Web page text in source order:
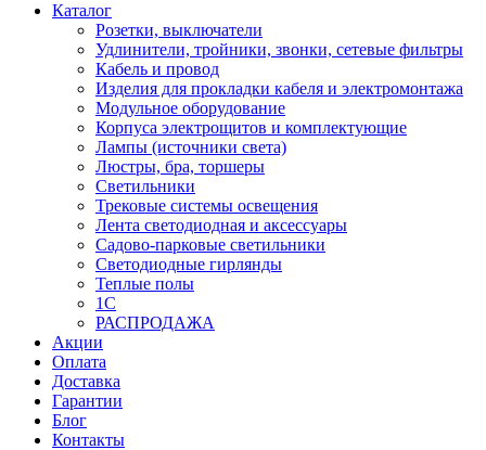
Каталог
Розетки, выключатели
Удлинители, тройники, звонки, сетевые фильтры
Кабель и провод
Изделия для прокладки кабеля и электромонтажа
Модульное оборудование
Корпуса электрощитов и комплектующие
Лампы (источники света)
Люстры, бра, торшеры
Светильники
Трековые системы освещения
Лента светодиодная и аксессуары
Садово-парковые светильники
Светодиодные гирлянды
Теплые полы
1С
РАСПРОДАЖА
Акции
Оплата
Доставка
Гарантии
Блог
Контакты